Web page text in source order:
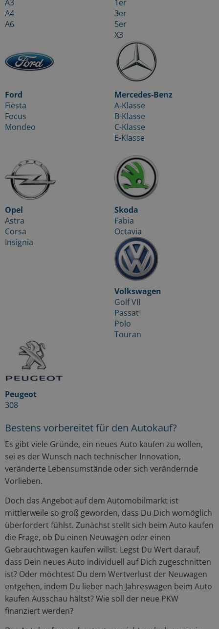
A3
A4
A6
1er
3er
5er
X3
Ford
Fiesta
Focus
Mondeo
Mercedes-Benz
A-Klasse
B-Klasse
C-Klasse
E-Klasse
Opel
Astra
Corsa
Insignia
Skoda
Fabia
Octavia
Volkswagen
Golf VII
Passat
Polo
Touran
Peugeot
308
Bestens vorbereitet für den Autokauf?
Es gibt viele Gründe, ein neues Auto kaufen zu wollen,
sei es der Wunsch nach technischer Innovation,
veränderte Lebensumstände oder sich verändernde
Vorlieben.
Doch das Angebot auf dem Automobilmarkt ist
mittlerweile so groß geworden, dass Du Dich womöglich
überfordert fühlst. Zunächst stellt sich beim Auto kaufen
die Frage, ob Du einen Neuwagen oder einen
Gebrauchtwagen kaufen willst. Legst Du Wert darauf,
dass Dein neues Auto individuell auf Dich zugeschnitten
ist? Oder möchtest Du dem Wertverlust der Neuwagen
entgehen, indem Du lieber nach Jahreswagen beim Auto
kaufen Ausschau hältst? Wie soll der neue PKW
finanziert werden?